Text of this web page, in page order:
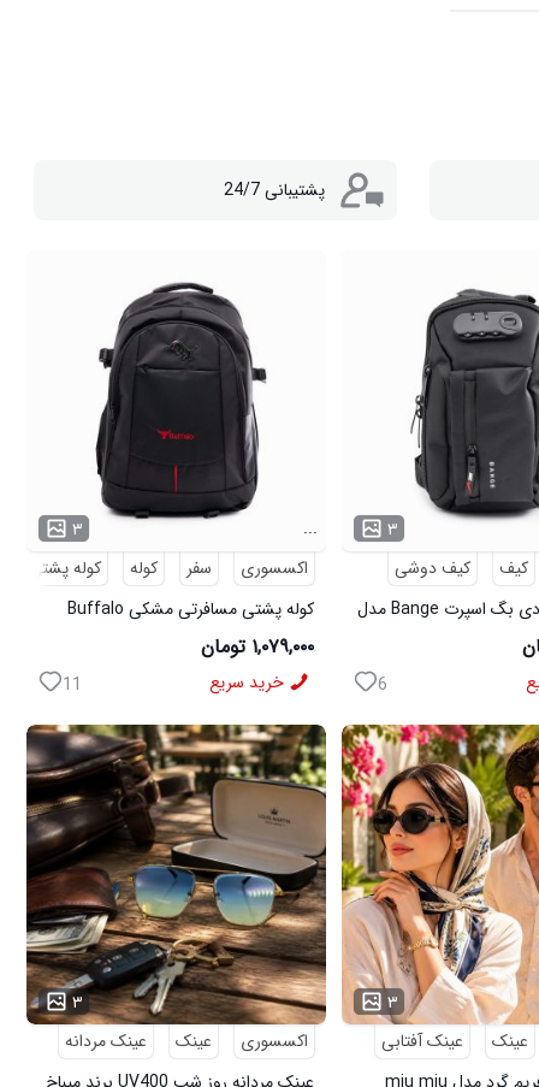
پشتیبانی 24/7
۳
کیف
کیف دوشی
کیف دوشی بادی بگ اسپرت Bange مدل
6
۳
...
اکسسوری
سفر کوله کوله پشتی
کوله پشتی مسافرتی مشکی Buffalo
مدل 50690
۱,۰۷۹,۰۰۰ تومان
خرید سریع 11
۳
عینک
عینک آفتابی
۳
...
اکسسوری
عینک
عینک مردانه